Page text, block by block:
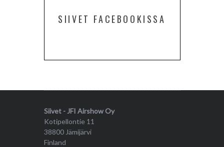
SIIVET FACEBOOKISSA
Siivet - JFI Airshow Oy
Kotipellontie 11
38800 Jämijärvi
Finland